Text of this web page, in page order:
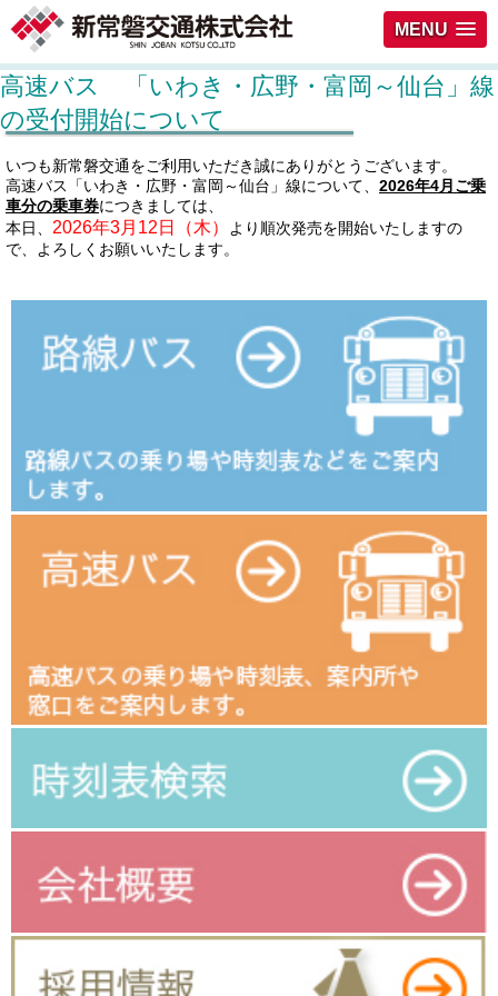
MENU
高速バス 「いわき・広野・富岡～仙台」線
の受付開始について
いつも新常磐交通をご利用いただき誠にありがとうございます。
高速バス「いわき・広野・富岡～仙台」線について、 2026年4月ご乗
車分の乗車券につきましては、
本日、 2026年3月12日（木） より順次発売を開始いたしますの
で、よろしくお願いいたします。